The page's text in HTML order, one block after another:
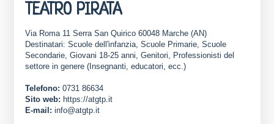
TEATRO PIRATA
Via Roma 11 Serra San Quirico 60048 Marche (AN)
Destinatari: Scuole dell'infanzia, Scuole Primarie, Scuole
Secondarie, Giovani 18-25 anni, Genitori, Professionisti del
settore in genere (Insegnanti, educatori, ecc.)
Telefono: 0731 86634
Sito web: https://atgtp.it
E-mail: info@atgtp.it